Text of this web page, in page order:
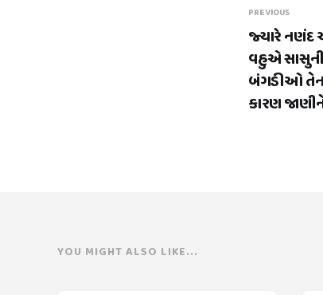
PREVIOUS
જ્યારે નણંદ
વહુએ
બંગડીઓ તેના
કારણ
YOU MIGHT ALSO LIKE...